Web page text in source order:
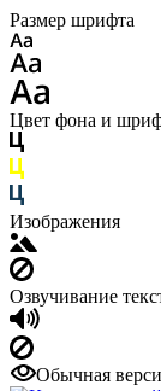
Размер шрифта
Цвет фона и
Изображения
Озвучивание
Обычная